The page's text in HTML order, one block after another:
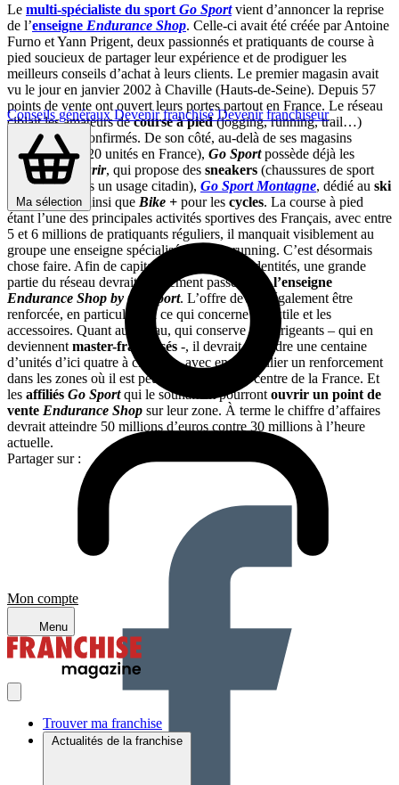
Conseils générauxDevenir franchiséDevenir franchiseur
Ma sélection
Mon compte
Menu
Trouver ma franchise
Actualités de la franchise
Le multi-spécialiste du sport Go Sportvient d’annoncer la reprise
de l’enseigne Endurance Shop. Celle-ci avait été créée par Antoine
Furno et Yann Prigent, deux passionnés et pratiquants de course à
pied soucieux de partager leur expérience et de prodiguer les
meilleurs conseils d’achat à leurs clients. Le premier magasin avait
vu le jour en janvier 2002 à Chaville (Hauts-de-Seine). Depuis 57
points de vente ont ouvert leurs portes partout en France. Le réseau
ciblait les amateurs decourse à pied(jogging, running, trail…)
débutants ou confirmés. De son côté, au-delà de ses magasins
généralistes (120 unités en France), Go Sportpossède déjà les
enseignesCourir, qui propose des sneakers (chaussures de sport
détournées vers un usage citadin), Go Sport Montagne, dédié au ski
et à la nature, ainsi que Bike + pour les cycles. La course à pied
étant l’une des principales activités sportives des Français, avec entre
5 et 6 millions de pratiquants réguliers, il manquait visiblement au
groupe une enseigne spécialisée dans le running. C’est désormais
chose faire. Afin de capitaliser sur les deux identités, une grande
partie du réseau devrait rapidement passer sousl’enseigne
Endurance Shop by Go Sport. L’offre devrait également être
renforcée, en particulier en ce qui concerne le textile et les
accessoires. Quant au réseau, qui conserve ses dirigeants – qui en
deviennent master-franchisés -, il devrait atteindre une centaine
d’unités d’ici quatre à cinq ans, avec en particulier un renforcement
dans les zones où il est peu présent, comme centre de la France. Et
les affiliés Go Sport qui le souhaitent pourront ouvrir un point de
vente Endurance Shop sur leur zone. À terme le chiffre d’affaires
devrait atteindre 50 millions d’euros contre 30 millions à l’heure
actuelle.
Partager sur :